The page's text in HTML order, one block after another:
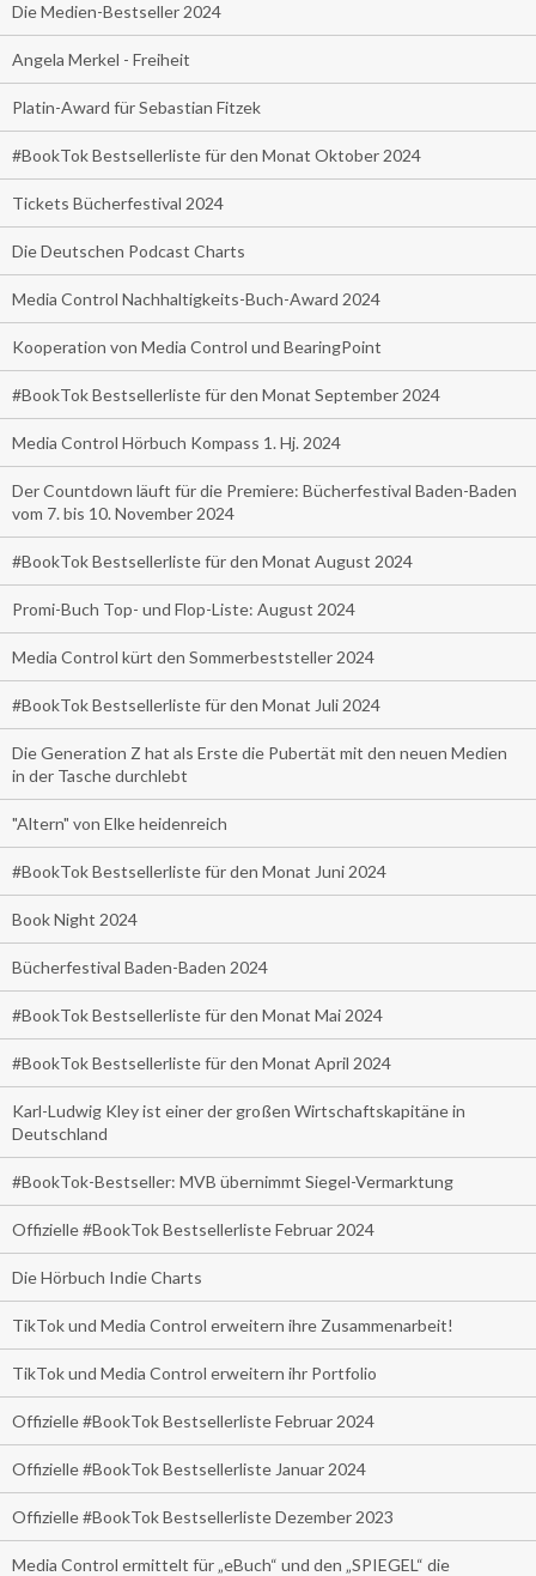
Die Medien-Bestseller 2024
Angela Merkel - Freiheit
Platin-Award für Sebastian Fitzek
#BookTok Bestsellerliste für den Monat Oktober 2024
Tickets Bücherfestival 2024
Die Deutschen Podcast Charts
Media Control Nachhaltigkeits-Buch-Award 2024
Kooperation von Media Control und BearingPoint
#BookTok Bestsellerliste für den Monat September 2024
Media Control Hörbuch Kompass 1. Hj. 2024
Der Countdown läuft für die Premiere: Bücherfestival Baden-Baden
vom 7. bis 10. November 2024
#BookTok Bestsellerliste für den Monat August 2024
Promi-Buch Top- und Flop-Liste: August 2024
Media Control kürt den Sommerbeststeller 2024
#BookTok Bestsellerliste für den Monat Juli 2024
Die Generation Z hat als Erste die Pubertät mit den neuen Medien
in der Tasche durchlebt
"Altern" von Elke heidenreich
#BookTok Bestsellerliste für den Monat Juni 2024
Book Night 2024
Bücherfestival Baden-Baden 2024
#BookTok Bestsellerliste für den Monat Mai 2024
#BookTok Bestsellerliste für den Monat April 2024
Karl-Ludwig Kley ist einer der großen Wirtschaftskapitäne in
Deutschland
#BookTok-Bestseller: MVB übernimmt Siegel-Vermarktung
Offizielle #BookTok Bestsellerliste Februar 2024
Die Hörbuch Indie Charts
TikTok und Media Control erweitern ihre Zusammenarbeit!
TikTok und Media Control erweitern ihr Portfolio
Offizielle #BookTok Bestsellerliste Februar 2024
Offizielle #BookTok Bestsellerliste Januar 2024
Offizielle #BookTok Bestsellerliste Dezember 2023
Media Control ermittelt für „eBuch“ und den „SPIEGEL“ die